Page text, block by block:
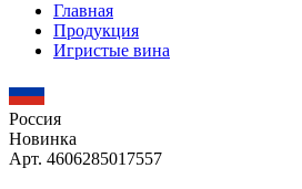
Главная
Продукция
Игристые вина
Россия
Новинка
Арт. 4606285017557